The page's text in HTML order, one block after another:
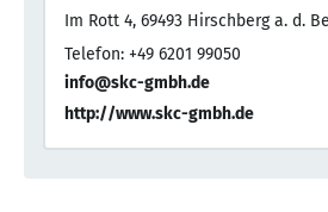
Im Rott 4, 69493 Hirschberg a. d.
Telefon: +49 6201 99050
info@skc-gmbh.de
http://www.skc-gmbh.de